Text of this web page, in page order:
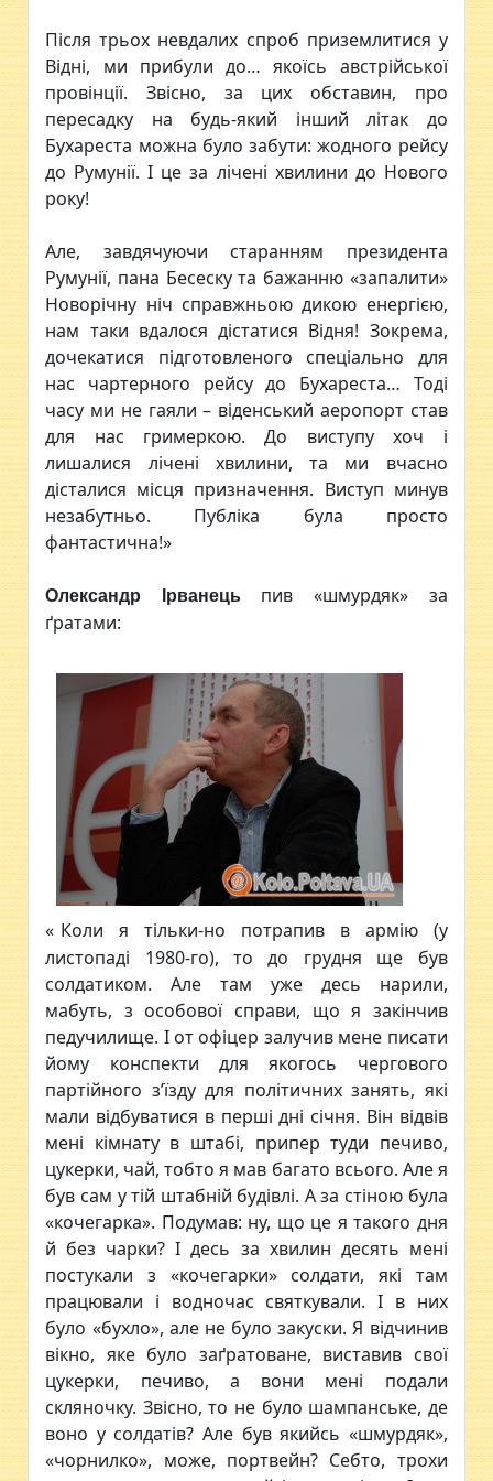
Після трьох невдалих спроб приземлитися у
Відні, ми прибули до… якоїсь австрійської
провінції. Звісно, за цих обставин, про
пересадку на будь-який інший літак до
Бухареста можна було забути: жодного рейсу
до Румунії. І це за лічені хвилини до Нового
року!
Але, завдячуючи старанням президента
Румунії, пана Бесеску та бажанню «запалити»
Новорічну ніч справжньою дикою енергією,
нам таки вдалося дістатися Відня! Зокрема,
дочекатися підготовленого спеціально для
нас чартерного рейсу до Бухареста… Тоді
часу ми не гаяли – віденський аеропорт став
для нас гримеркою. До виступу хоч і
лишалися лічені хвилини, та ми вчасно
дісталися місця призначення. Виступ минув
незабутньо. Публіка була просто
фантастична!»
Олександр Ірванецьпив «шмурдяк» за
ґратами:
« Коли я тільки-но потрапив в армію (у
листопаді 1980-го), то до грудня ще був
солдатиком. Але там уже десь нарили,
мабуть, з особової справи, що я закінчив
педучилище. І от офіцер залучив мене писати
йому конспекти для якогось чергового
партійного з’їзду для політичних занять, які
мали відбуватися в перші дні січня. Він відвів
мені кімнату в штабі, припер туди печиво,
цукерки, чай, тобто я мав багато всього. Але я
був сам у тій штабній будівлі. А за стіною була
«кочегарка». Подумав: ну, що це я такого дня
й без чарки? І десь за хвилин десять мені
постукали з «кочегарки» солдати, які там
працювали і водночас святкували. І в них
було «бухло», але не було закуски. Я відчинив
вікно, яке було заґратоване, виставив свої
цукерки, печиво, а вони мені подали
скляночку. Звісно, то не було шампанське, де
воно у солдатів? Але був якийсь «шмурдяк»,
«чорнилко», може, портвейн? Себто, трохи